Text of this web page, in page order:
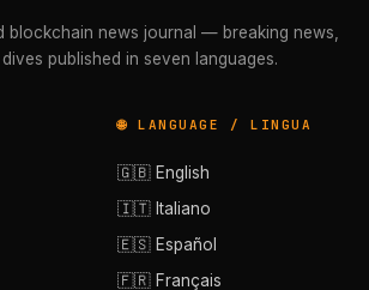
blockchain news journal — breaking news,
published in seven languages.
🌐 LANGUAGE / LINGUA
🇬🇧 English
🇮🇹 Italiano
🇪🇸 Español
🇫🇷 Français